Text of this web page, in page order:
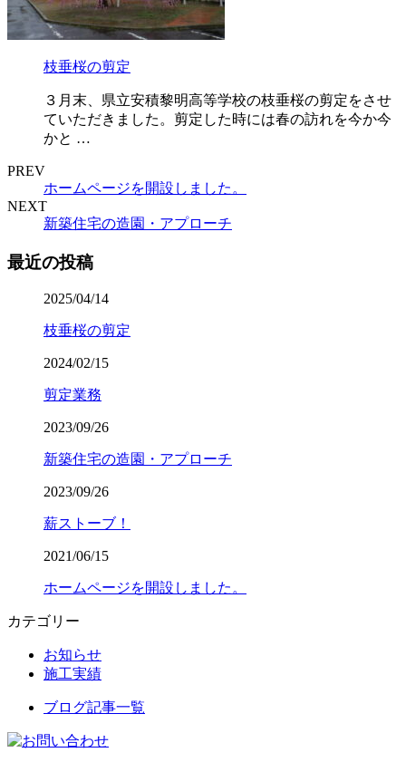
枝垂桜の剪定
３月末、県立安積黎明高等学校の枝垂桜の剪定をさせ
ていただきました。剪定した時には春の訪れを今か今
かと …
PREV
ホームページを開設しました。
NEXT
新築住宅の造園・アプローチ
最近の投稿
2025/04/14
枝垂桜の剪定
2024/02/15
剪定業務
2023/09/26
新築住宅の造園・アプローチ
2023/09/26
薪ストーブ！
2021/06/15
ホームページを開設しました。
カテゴリー
お知らせ
施工実績
ブログ記事一覧